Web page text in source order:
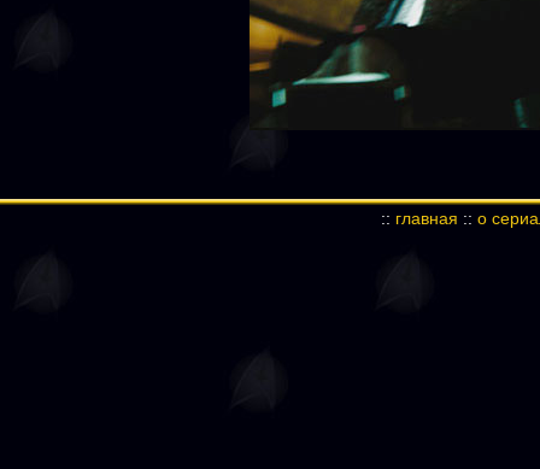
:: главная :: о